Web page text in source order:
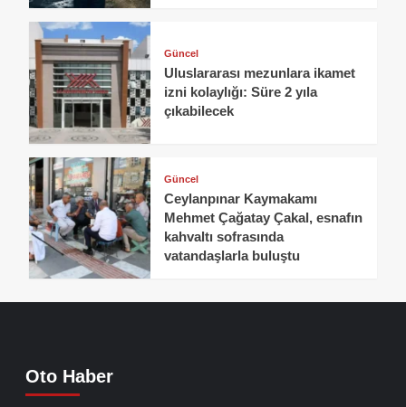
Güncel
Uluslararası mezunlara ikamet
izni kolaylığı: Süre 2 yıla
çıkabilecek
Güncel
Ceylanpınar Kaymakamı
Mehmet Çağatay Çakal, esnafın
kahvaltı sofrasında
vatandaşlarla buluştu
Oto Haber